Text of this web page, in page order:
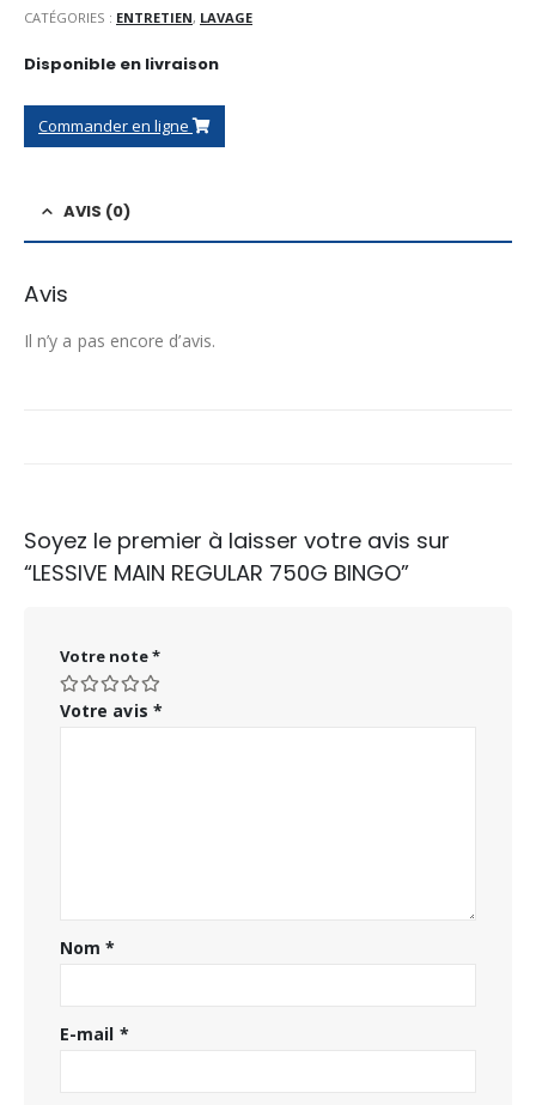
CATÉGORIES : ENTRETIEN, LAVAGE
Disponible en livraison
Commander en ligne
AVIS (0)
Avis
Il n’y a pas encore d’avis.
Soyez le premier à laisser votre avis sur
“LESSIVE MAIN REGULAR 750G BINGO”
Votre note*
Votre avis *
Nom*
E-mail *